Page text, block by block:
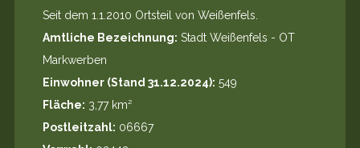
Seit dem 1.1.2010 Ortsteil von Weißenfels.
Amtliche Bezeichnung: Stadt Weißenfels - OT
Markwerben
Einwohner (Stand 31.12.2024): 549
Fläche: 3,77 km²
Postleitzahl: 06667